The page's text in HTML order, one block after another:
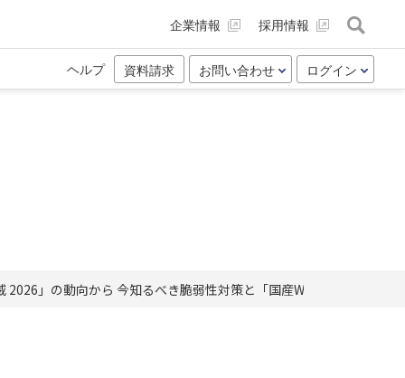
企業情報 採用情報
ヘルプ 資料請求 お問い合わせ ログイン
2026」の動向から 今知るべき脆弱性対策と「国産WAF活用×堅牢な